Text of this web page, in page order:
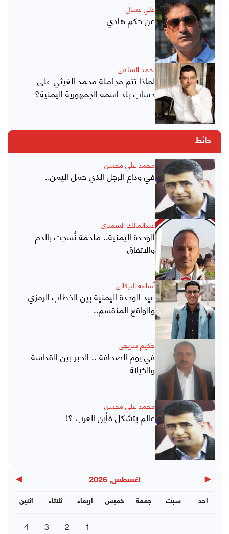
علي عشال
عن حكم هادي
أحمد الشلفي
لماذا تتم مجاملة محمد الغيثي على
حساب بلد اسمه الجمهورية اليمنية؟
حائط
محمد علي محسن
في وداع الرجل الذي حمل اليمن..
عبدالمالك الشميري
الوحدة اليمنية.. ملحمة نُسجت بالدم
والاتفاق
أسامة البركاني
عيد الوحدة اليمنية بين الخطاب الرمزي
والواقع المنقسم..
حكيم شريحي
في يوم الصحافة .. الحبر بين القداسة
والخيانة
محمد علي محسن
عالم يتشكل فأين العرب ؟!
◀ اغسطس, 2026 ▶
اثنين ثلاثاء اربعاء خميس جمعة سبت احد
1
2
3
4